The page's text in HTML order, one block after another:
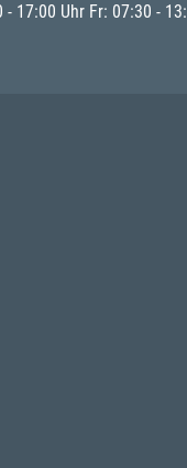
- 17:00 Uhr Fr: 07:30 -